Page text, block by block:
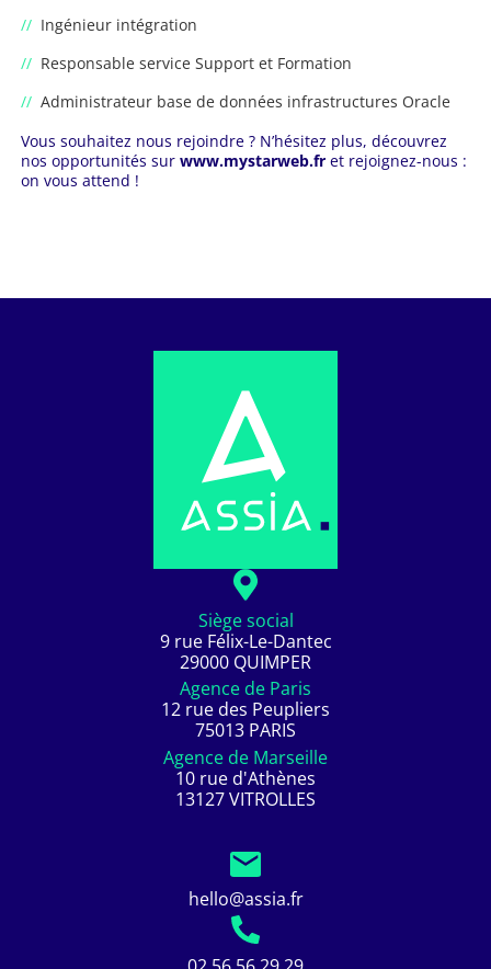
Ingénieur intégration
Responsable service Support et Formation
Administrateur base de données infrastructures Oracle
Vous souhaitez nous rejoindre ? N’hésitez plus, découvrez
nos opportunités sur www.mystarweb.fret rejoignez-nous :
on vous attend !
Siège social
9 rue Félix-Le-Dantec
29000 QUIMPER
Agence de Paris
12 rue des Peupliers
75013 PARIS
Agence de Marseille
10 rue d'Athènes
13127 VITROLLES
hello@assia.fr